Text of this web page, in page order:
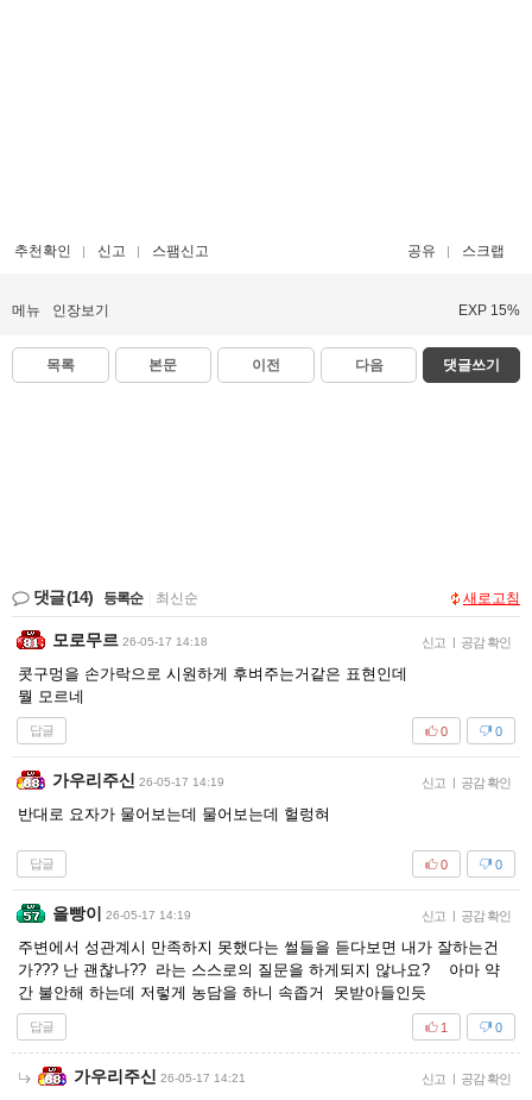
추천확인 신고 스팸신고 공유 스크랩
메뉴 인장보기 EXP 15%
목록 본문 이전 다음 댓글쓰기
댓글(14) 등록순 최신순 새로고침
모로무르 26-05-17 14:18 신고 | 공감 확인
콧구멍을 손가락으로 시원하게 후벼주는거같은 표현인데
뭘 모르네
답글 0
0
가우리주신 26-05-17 14:19 신고 | 공감 확인
반대로 요자가 물어보는데 물어보는데 헐렁혀
답글 0
0
을빵이 26-05-17 14:19 신고 | 공감 확인
주변에서 성관계시 만족하지 못했다는 썰들을 듣다보면 내가 잘하는건
가??? 난 괜찮나?? 라는 스스로의 질문을 하게되지 않나요? 아마 약
간 불안해 하는데 저렇게 농담을 하니 속좁거 못받아들인듯
답글 0
1
가우리주신 26-05-17 14:21 신고 | 공감 확인